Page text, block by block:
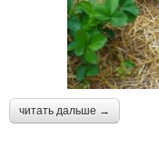
читать дальше →